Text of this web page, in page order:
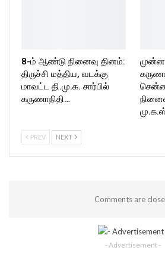
8-ம் ஆண்டு நினைவு தினம்:
திருச்சி மத்திய, வடக்கு
மாவட்ட தி.மு.க. சார்பில்
கருணாநிதி…
PREV NEXT
Comments are
- Advertisement -